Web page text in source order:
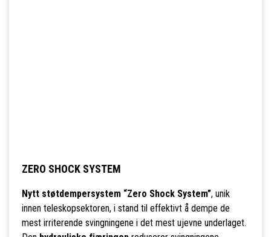
ZERO SHOCK SYSTEM
Nytt støtdempersystem “Zero Shock System”, unik
innen teleskopsektoren, i stand til effektivt å dempe de
mest irriterende svingningene i det mest ujevne underlaget.